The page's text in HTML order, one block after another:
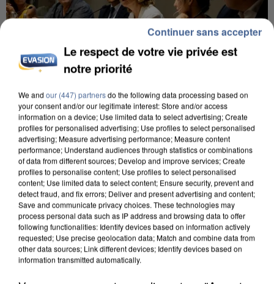
INCENDIES : L’ÎLE-DE-FRANCE LANCE UN ÉLAN
DE SOLIDARITÉ AVEC LES...
Le respect de votre vie privée est
notre priorité
We and our (447) partnersdo the following data processing based on
your consent and/or our legitimate interest: Store and/or access
information on a device; Use limited data to select advertising; Create
profiles for personalised advertising; Use profiles to select personalised
advertising; Measure advertising performance; Measure content
performance; Understand audiences through statistics or combinations
of data from different sources; Develop and improve services; Create
profiles to personalise content; Use profiles to select personalised
content; Use limited data to select content; Ensure security, prevent and
detect fraud, and fix errors; Deliver and present advertising and content;
Save and communicate privacy choices. These technologies may
process personal data such as IP address and browsing data to offer
following functionalities: Identify devices based on information actively
requested; Use precise geolocation data; Match and combine data from
other data sources; Link different devices; Identify devices based on
information transmitted automatically.
Continuer sans accepter